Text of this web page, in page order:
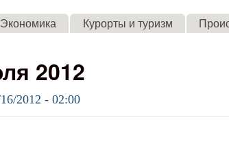
Skip to main
Экономика Курорты и туризм
2012
2012 - 02:00